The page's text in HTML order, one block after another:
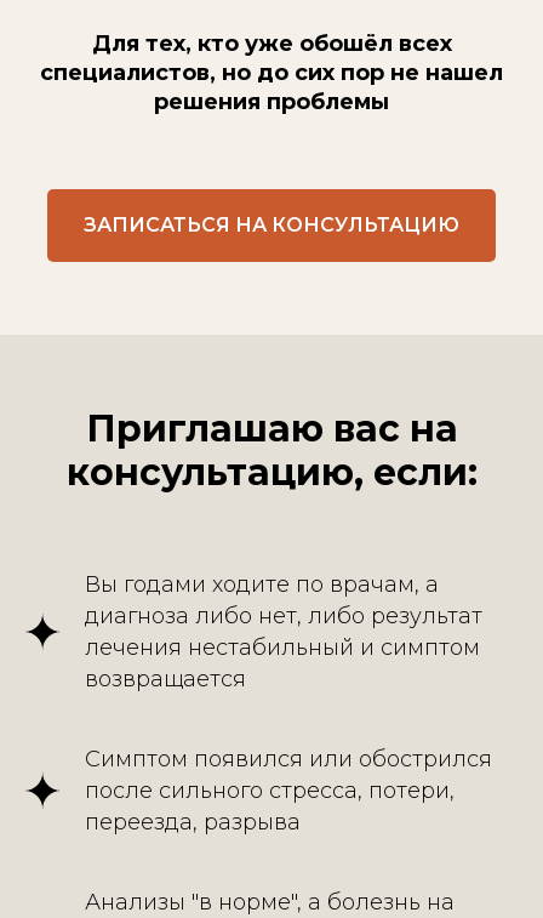
Для тех, кто уже обошёл всех
специалистов, но до сих пор не нашел
решения проблемы
ЗАПИСАТЬСЯ НА КОНСУЛЬТАЦИЮ
Приглашаю вас на
консультацию, если:
Вы годами ходите по врачам, а
диагноза либо нет, либо результат
лечения нестабильный и симптом
возвращается
Симптом появился или обострился
после сильного стресса, потери,
переезда, разрыва
Анализы "в норме", а болезнь на